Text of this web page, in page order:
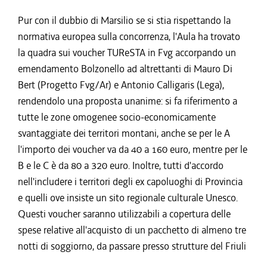
Pur con il dubbio di Marsilio se si stia rispettando la
normativa europea sulla concorrenza, l'Aula ha trovato
la quadra sui voucher TUReSTA in Fvg accorpando un
emendamento Bolzonello ad altrettanti di Mauro Di
Bert (Progetto Fvg/Ar) e Antonio Calligaris (Lega),
rendendolo una proposta unanime: si fa riferimento a
tutte le zone omogenee socio-economicamente
svantaggiate dei territori montani, anche se per le A
l'importo dei voucher va da 40 a 160 euro, mentre per le
B e le C è da 80 a 320 euro. Inoltre, tutti d'accordo
nell'includere i territori degli ex capoluoghi di Provincia
e quelli ove insiste un sito regionale culturale Unesco.
Questi voucher saranno utilizzabili a copertura delle
spese relative all'acquisto di un pacchetto di almeno tre
notti di soggiorno, da passare presso strutture del Friuli